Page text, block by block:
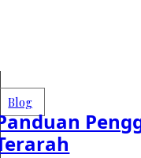
Blog